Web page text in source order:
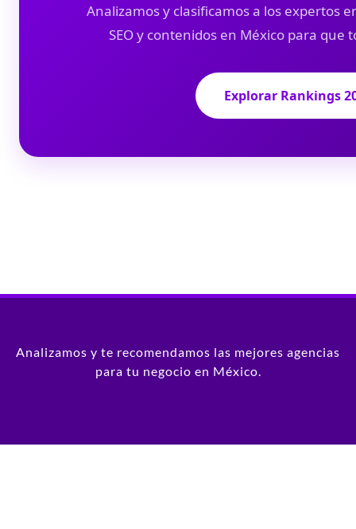
Analizamos y clasificamos a los expertos
SEO y contenidos en México para que
Explorar Rankings
Analizamos y te recomendamos las mejores agencias
para tu negocio en México.